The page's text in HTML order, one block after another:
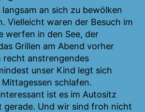
an sich zu bewölken
Vielleicht waren der Besuch im
werfen in den See, der
Grillen am Abend vorher
recht anstrengendes
unser Kind legt sich
schlafen.
ist es im Autositz
gerade. Und wir sind froh nicht